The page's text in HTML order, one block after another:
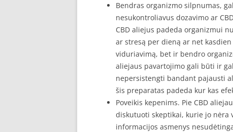
Bendras organizmo silpnumas,
nesukontroliavus dozavimo ar
CBD aliejus padeda organizmui
ar stresą per dieną ar net
viduriavimą, bet ir bendro
aliejaus pavartojimo gali būti ir
nepersistengti bandant pajausti
šis preparatas padeda kur kas
Poveikis kepenims. Pie CBD
diskutuoti skeptikai, kurie jo nėra
informacijos asmenys